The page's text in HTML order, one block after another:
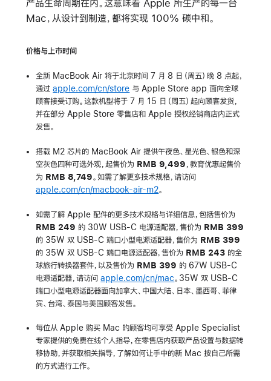
产品生命周期在内。这意味着 Apple 所生产的每一台
Mac，从设计到制造，都将实现 100% 碳中和。
价格与上市时间
全新 MacBook Air 将于北京时间 7 月 8 日（周五）晚 8 点起，
通过apple.com/cn/store 与 Apple Store app 面向全球
顾客接受订购。这款机型将于 7 月 15 日（周五）起向顾客发货，
并在部分 Apple Store 零售店和 Apple 授权经销商店内正式
发售。
搭载 M2 芯片的 MacBook Air 提供午夜色、星光色、银色和深
空灰色四种可选外观，起售价为 RMB 9,499 ，教育优惠起售价
为 RMB 8,749 。如需了解更多技术规格，请访问
apple.com/cn/macbook-air-m2。
如需了解 Apple 配件的更多技术规格与详细信息，包括售价为
RMB 249 的 30W USB-C 电源适配器，售价为 RMB 399
的 35W 双 USB-C 端口小型电源适配器，售价为 RMB 399
的 35W 双 USB-C 端口电源适配器，售价为 RMB 243 的全
球旅行转换器套件，以及售价为 RMB 399 的 67W USB-C
电源适配器 ，请访问apple.com/cn/mac 。35W 双 USB-C
端口小型电源适配器面向加拿大 中国大陆 日本 、墨西哥 、菲律
宾
台湾 、泰国与美国顾客发售。
每位从 Apple 购买 Mac 的顾客均可享受 Apple Specialist
专家提供的免费在线个人指导，在零售店内获取产品设置与数据转
移协助，并获取相关指导，了解如何让手中的新 Mac 按自己所需
的方式进行工作。